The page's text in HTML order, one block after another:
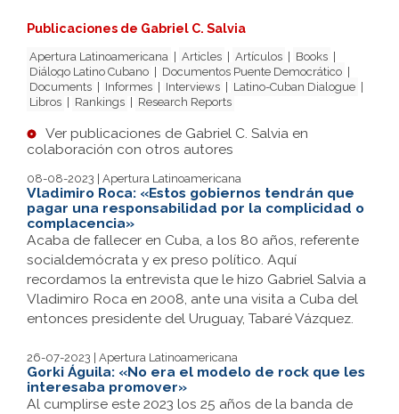
Publicaciones de Gabriel C. Salvia
Apertura Latinoamericana Articles Artículos Books
Diálogo Latino Cubano
Documentos Puente Democrático
Documents
Informes Interviews Latino-Cuban Dialogue
Libros
Rankings Research Reports
Ver publicaciones de Gabriel C. Salvia en
colaboración con otros autores
08-08-2023 | Apertura Latinoamericana
Vladimiro Roca: «Estos gobiernos tendrán que
pagar una responsabilidad por la complicidad o
complacencia»
Acaba de fallecer en Cuba, a los 80 años, referente
socialdemócrata y ex preso político. Aquí
recordamos la entrevista que le hizo Gabriel Salvia a
Vladimiro Roca en 2008, ante una visita a Cuba del
entonces presidente del Uruguay, Tabaré Vázquez.
26-07-2023 | Apertura Latinoamericana
Gorki Águila: «No era el modelo de rock que les
interesaba promover»
Al cumplirse este 2023 los 25 años de la banda de